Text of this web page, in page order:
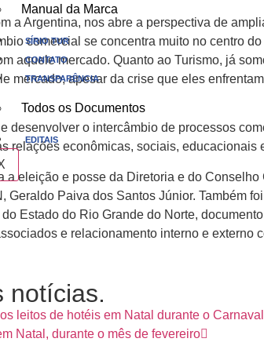
Manual da Marca
SÍRIO TUR
CONTATO
TRANSPARÊNCIA
Todos os Documentos
EDITAIS
a Argentina, nos abre a perspectiva de
comercial se concentra muito no centro
aquele mercado. Quanto ao Turismo, já
mercado, apesar da crise que eles
desenvolver o intercâmbio de processos
relações econômicas, sociais, educacionais
a eleição e posse da Diretoria e do
Geraldo Paiva dos Santos Júnior. Também
Estado do Rio Grande do Norte,
e relacionamento interno e externo
notícias.
leitos de hotéis em Natal durante o
Natal, durante o mês de fevereiro